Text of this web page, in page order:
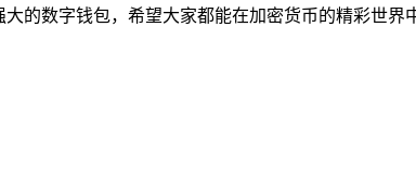
的数字钱包，希望大家都能在加密货币的精彩世界